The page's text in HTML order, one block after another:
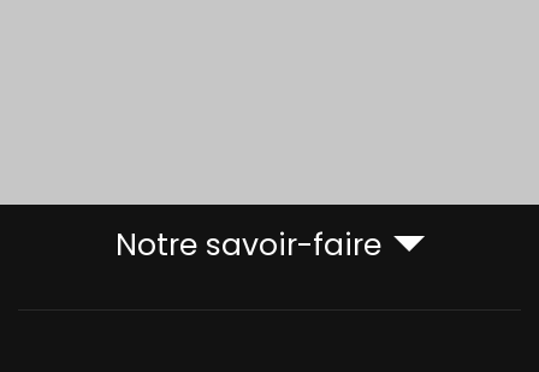
Notre savoir-faire